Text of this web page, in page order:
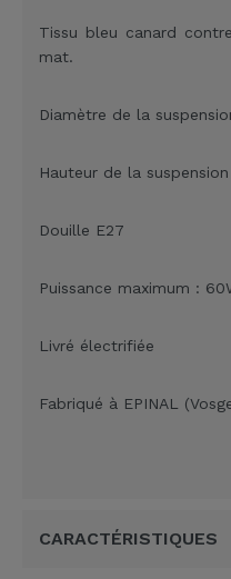
Tissu bleu canard
mat.
Diamètre de la
Hauteur de la
Douille E27
Puissance maximum :
Livré électrifiée
Fabriqué à EPINAL
CARACTÉRISTIQUES